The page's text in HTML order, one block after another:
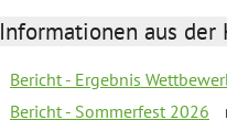
Informationen aus der
Bericht - Ergebnis
Bericht - Sommerfest 2026